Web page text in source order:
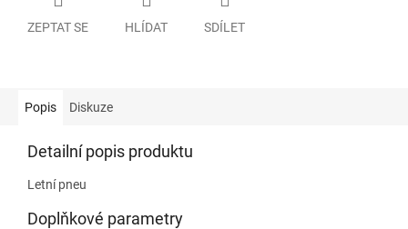
ZEPTAT SE HLÍDAT SDÍLET
Popis Diskuze
Detailní popis produktu
Letní pneu
Doplňkové parametry